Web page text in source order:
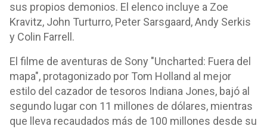
sus propios demonios. El elenco incluye a Zoe
Kravitz, John Turturro, Peter Sarsgaard, Andy Serkis
y Colin Farrell.
El filme de aventuras de Sony "Uncharted: Fuera del
mapa", protagonizado por Tom Holland al mejor
estilo del cazador de tesoros Indiana Jones, bajó al
segundo lugar con 11 millones de dólares, mientras
que lleva recaudados más de 100 millones desde su